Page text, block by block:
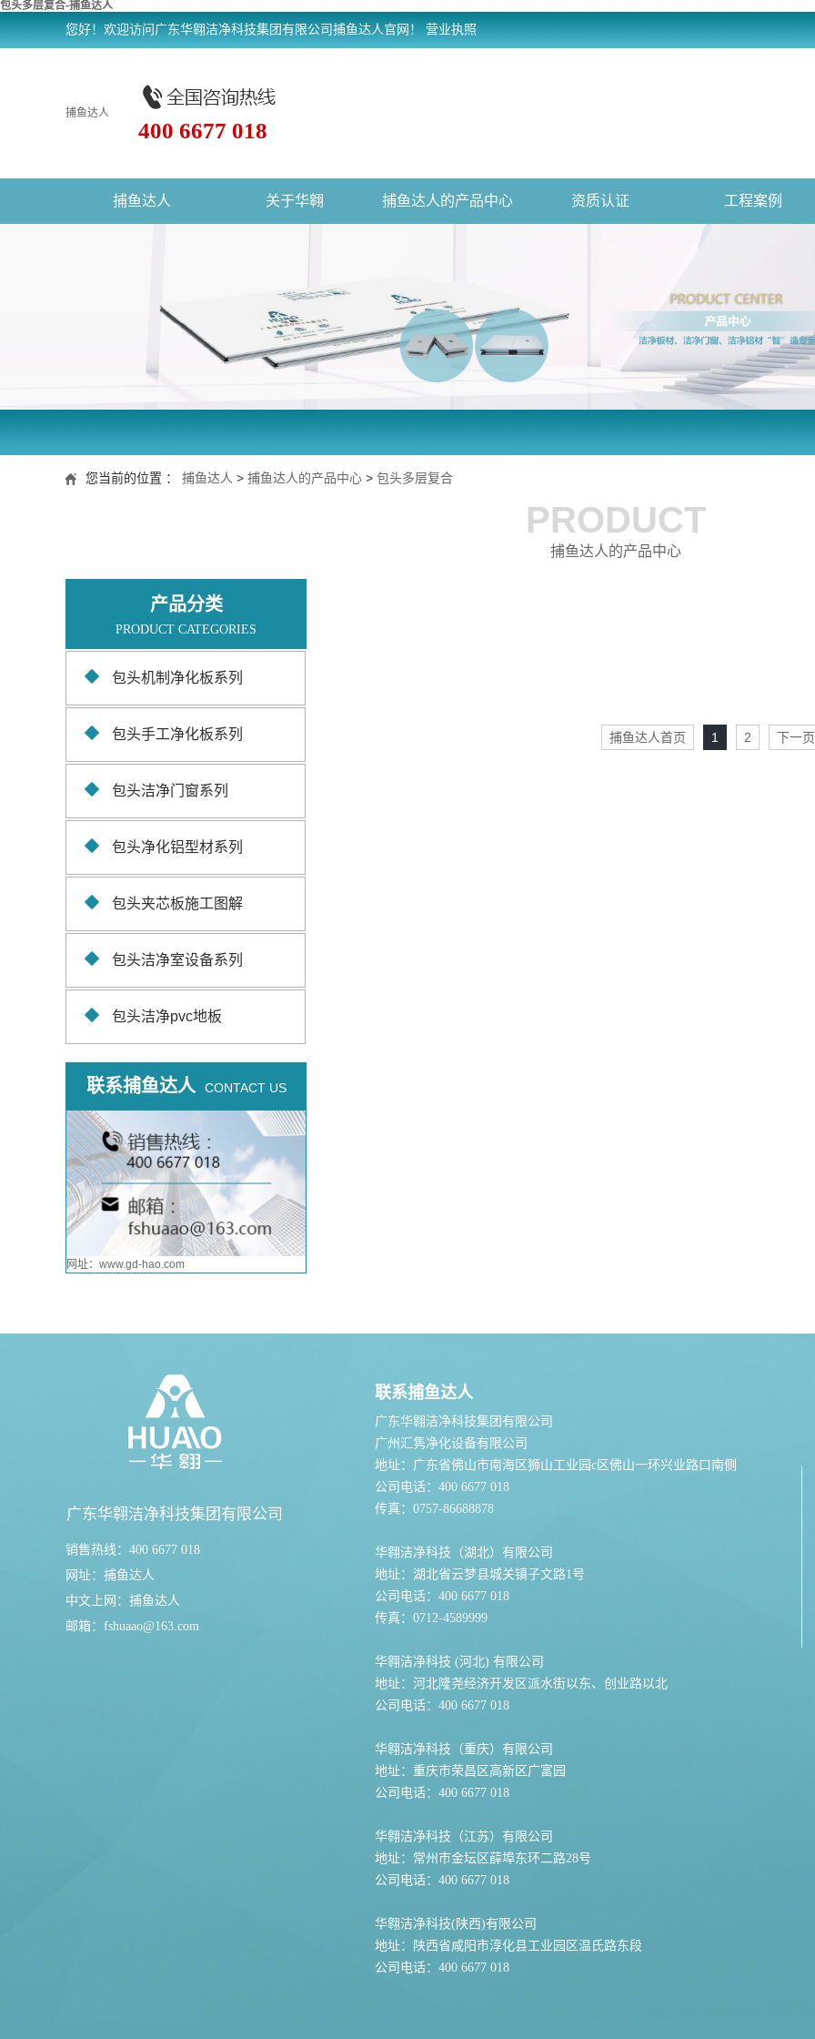
包头多层复合-捕鱼达人
您好！欢迎访问广东华翱洁净科技集团有限公司捕鱼达人官网！ 营业执照
捕鱼达人
400 6677 018
捕鱼达人 关于华翱 捕鱼达人的产品中心 资质认证 工程案例
您当前的位置 ： 捕鱼达人 > 捕鱼达人的产品中心 > 包头多层复合
PRODUCT
捕鱼达人的产品中心
产品分类
PRODUCT CATEGORIES
包头机制净化板系列
包头手工净化板系列
包头洁净门窗系列
包头净化铝型材系列
包头夹芯板施工图解
包头洁净室设备系列
包头洁净pvc地板
联系捕鱼达人 CONTACT US
网址：www.gd-hao.com
捕鱼达人首页 1 2 下一页
广东华翱洁净科技集团有限公司
销售热线：400 6677 018
网址： 捕鱼达人
中文上网： 捕鱼达人
邮箱： fshuaao@163.com
联系捕鱼达人
广东华翱洁净科技集团有限公司
广州汇隽净化设备有限公司
地址：广东省佛山市南海区狮山工业园c区佛山一环兴业路口南侧
公司电话：400 6677 018
传真：0757-86688878
华翱洁净科技（湖北）有限公司
地址：湖北省云梦县城关镇子文路1号
公司电话：400 6677 018
传真：0712-4589999
华翱洁净科技 (河北) 有限公司
地址：河北隆尧经济开发区派水街以东、创业路以北
公司电话：400 6677 018
华翱洁净科技（重庆）有限公司
地址：重庆市荣昌区高新区广富园
公司电话：400 6677 018
华翱洁净科技（江苏）有限公司
地址：常州市金坛区薛埠东环二路28号
公司电话：400 6677 018
华翱洁净科技(陕西)有限公司
地址：陕西省咸阳市淳化县工业园区温氏路东段
公司电话：400 6677 018